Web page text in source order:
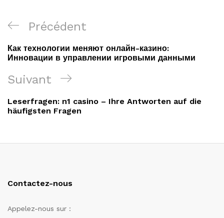
Navigation
de
l’article
Article
précédent
Précédent
Как технологии меняют онлайн-казино:
Инновации в управлении игровыми данными
Article
suivant
Suivant
Leserfragen: n1 casino – Ihre Antworten auf die
häufigsten Fragen
Contactez-nous
Appelez-nous sur :